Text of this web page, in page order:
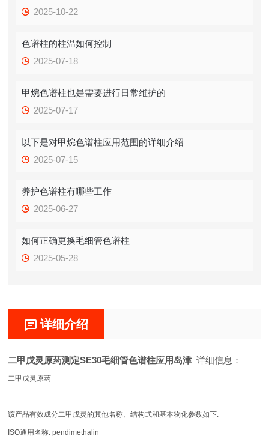
2025-10-22
色谱柱的柱温如何控制
2025-07-18
甲烷色谱柱也是需要进行日常维护的
2025-07-17
以下是对甲烷色谱柱应用范围的详细介绍
2025-07-15
养护色谱柱有哪些工作
2025-06-27
如何正确更换毛细管色谱柱
2025-05-28
详细介绍
二甲戊灵原药测定SE30毛细管色谱柱应用岛津 详细信息：
二甲戊灵原药
该产品有效成分二甲戊灵的其他名称、结构式和基本物化参数如下:
ISO通用名称: pendimethalin